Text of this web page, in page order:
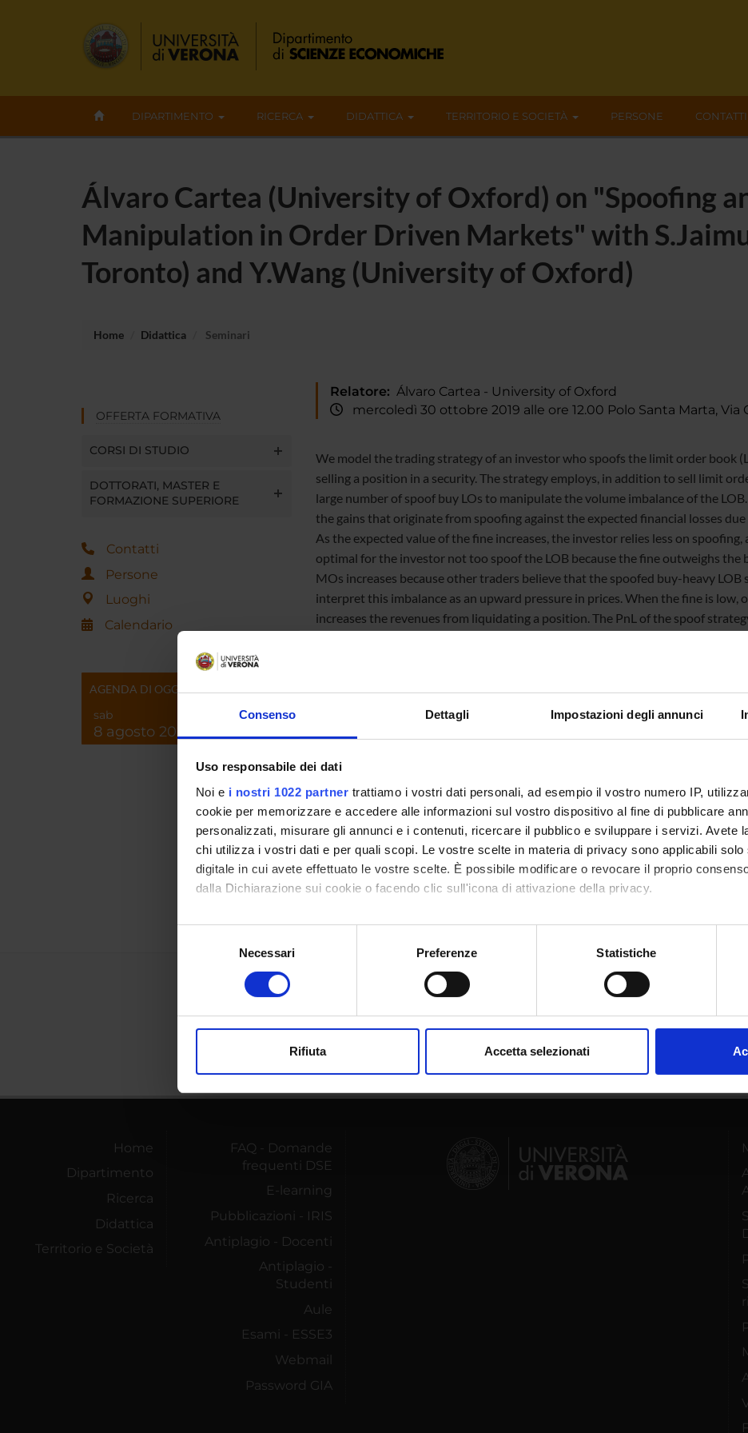
Consenso Dettagli Impostazioni degli annunci
Uso responsabile dei dati
Noi e i nostri 1022 partner trattiamo i vostri dati personali, ad esempio il vostro numero IP,
cookie per memorizzare e accedere alle informazioni sul vostro dispositivo al fine di pubblicare
personalizzati, misurare gli annunci e i contenuti, ricercare il pubblico e sviluppare i servizi. Avete
chi utilizza i vostri dati e per quali scopi. Le vostre scelte in materia di privacy sono applicabili solo
digitale in cui avete effettuato le vostre scelte. È possibile modificare o revocare il proprio
dalla Dichiarazione sui cookie o facendo clic sull'icona di attivazione della privacy.
Con il tuo consenso, vorremmo anche:
raccogliere informazioni sulla tua posizione geografica, con un'approssimazione di qualche
digitali).
modificare o ritirare il tuo consenso in qualsiasi momento dalla Dichiarazione sui cookie.
Necessari Preferenze Statistiche
Rifiuta Accetta selezionati
DIPARTIMENTO RICERCA DIDATTICA TERRITORIO E SOCIETÀ PERSONE CONTATTI
Álvaro Cartea (University of Oxford) on "Spoofing
Manipulation in Order Driven Markets" with
Toronto) and Y.Wang (University of Oxford)
Home Didattica Seminari
OFFERTA FORMATIVA
CORSI DI STUDIO
DOTTORATI, MASTER E
FORMAZIONE SUPERIORE
Contatti
Persone
Luoghi
Calendario
AGENDA DI OGGI
sab
8 agosto 2026
Relatore: Álvaro Cartea - University of Oxford
mercoledì 30 ottobre 2019 alle ore 12.00 Polo Santa Marta, Via
We model the trading strategy of an investor who spoofs the limit order book
selling a position in a security. The strategy employs, in addition to sell limit
large number of spoof buy LOs to manipulate the volume imbalance of the
the gains that originate from spoofing against the expected financial losses
As the expected value of the fine increases, the investor relies less on
optimal for the investor not too spoof the LOB because the fine outweighs the
MOs increases because other traders believe that the spoofed buy-heavy
interpret this imbalance as an upward pressure in prices. When the fine is
increases the revenues from liquidating a position. The PnL of the spoof
for two reasons. First, the investor employs fewer MOs to draw the inventory
which stem from spoof buy LOs that are ‘inadvertently’ filled and
trends upward when the book is buy-heavy, therefore, as time evolves, the
average).
Referente Maria Flora
Referente esterno
Data pubblicazione 27 marzo 2019
Home
Dipartimento
Ricerca
Didattica
Territorio e Società
FAQ - Domande
frequenti DSE
E-learning
Pubblicazioni - IRIS
Antiplagio - Docenti
Antiplagio -
Studenti
Aule
Esami - ESSE3
Webmail
Password GIA